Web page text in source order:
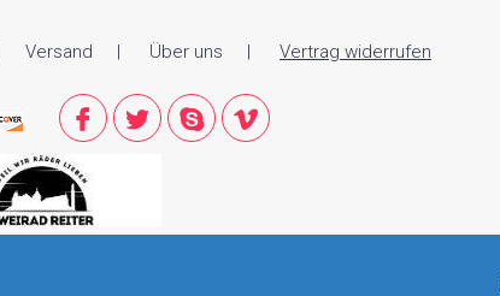
Versand Über uns Vertrag widerrufen